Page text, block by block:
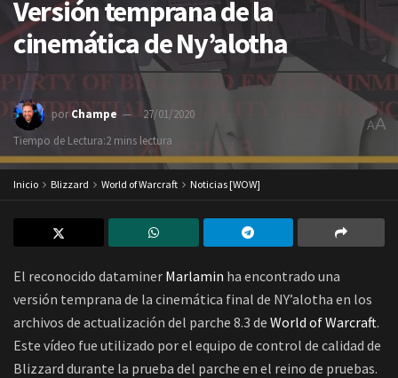
Versión temprana de la
cinemática de Ny’alotha
por Champe
27/01/2020
Tiempo de Lectura:2 mins lectura
AA
Inicio Blizzard World of Warcraft Noticias [WOW]
El reconocido dataminer Marlamin ha encontrado una
versión temprana de la cinemática final de NY’alotha en los
archivos de actualización del parche 8.3 de World of Warcraft.
Este vídeo fue utilizado por el equipo de control de calidad de
Blizzard durante la prueba del parche en el reino de pruebas.